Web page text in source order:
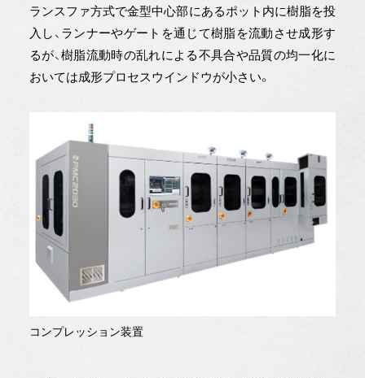
ランスファ方式で金型中心部にあるポット内に樹脂を投
入し、ランナーやゲートを通じて樹脂を流動させ成形す
るが、樹脂流動時の乱れによる不具合や品質の均一化に
おいては成形プロセスウインドウが小さい。
コンプレッション装置